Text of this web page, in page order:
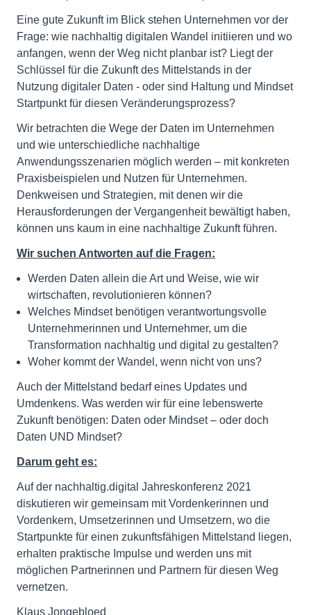
Eine gute Zukunft im Blick stehen Unternehmen vor der
Frage: wie nachhaltig digitalen Wandel initiieren und wo
anfangen, wenn der Weg nicht planbar ist? Liegt der
Schlüssel für die Zukunft des Mittelstands in der
Nutzung digitaler Daten - oder sind Haltung und Mindset
Startpunkt für diesen Veränderungsprozess?
Wir betrachten die Wege der Daten im Unternehmen
und wie unterschiedliche nachhaltige
Anwendungsszenarien möglich werden – mit konkreten
Praxisbeispielen und Nutzen für Unternehmen.
Denkweisen und Strategien, mit denen wir die
Herausforderungen der Vergangenheit bewältigt haben,
können uns kaum in eine nachhaltige Zukunft führen.
Wir suchen Antworten auf die Fragen:
Werden Daten allein die Art und Weise, wie wir
wirtschaften, revolutionieren können?
Welches Mindset benötigen verantwortungsvolle
Unternehmerinnen und Unternehmer, um die
Transformation nachhaltig und digital zu gestalten?
Woher kommt der Wandel, wenn nicht von uns?
Auch der Mittelstand bedarf eines Updates und
Umdenkens. Was werden wir für eine lebenswerte
Zukunft benötigen: Daten oder Mindset – oder doch
Daten UND Mindset?
Darum geht es:
Auf der nachhaltig.digital Jahreskonferenz 2021
diskutieren wir gemeinsam mit Vordenkerinnen und
Vordenkern, Umsetzerinnen und Umsetzern, wo die
Startpunkte für einen zukunftsfähigen Mittelstand liegen,
erhalten praktische Impulse und werden uns mit
möglichen Partnerinnen und Partnern für diesen Weg
vernetzen.
Klaus Jongebloed